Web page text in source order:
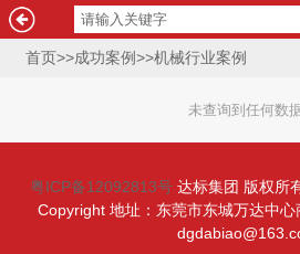
首页>>成功案例>>机械行业案例
未查询到任何数
粤ICP备12092813号 达标集团 版权所
Copyright 地址：东莞市东城万达中心